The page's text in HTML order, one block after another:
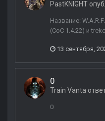
PastKNIGHT
Название:
(CoC 1.4.22) и
13 сентября,
0
Train Vanta
0